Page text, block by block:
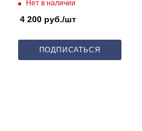
Нет в наличии
4 200 руб./шт
ПОДПИСАТЬСЯ